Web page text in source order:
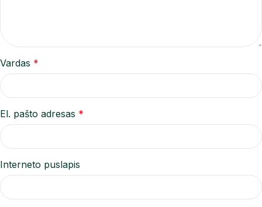
Vardas *
El. pašto adresas *
Interneto puslapis